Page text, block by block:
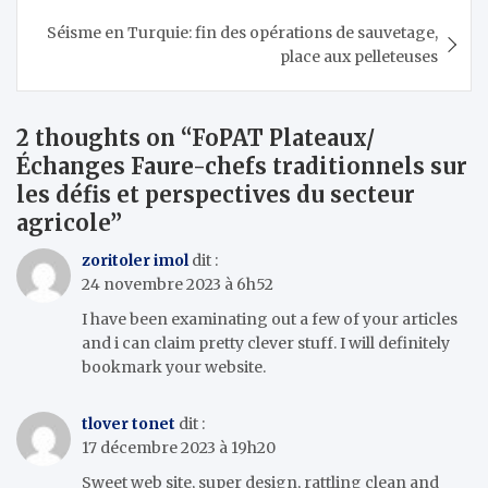
Séisme en Turquie: fin des opérations de sauvetage,
place aux pelleteuses
2 thoughts on “FoPAT Plateaux/
Échanges Faure-chefs traditionnels sur
les défis et perspectives du secteur
agricole”
zoritoler imol dit :
24 novembre 2023 à 6h52
I have been examinating out a few of your articles
and i can claim pretty clever stuff. I will definitely
bookmark your website.
tlover tonet dit :
17 décembre 2023 à 19h20
Sweet web site, super design, rattling clean and